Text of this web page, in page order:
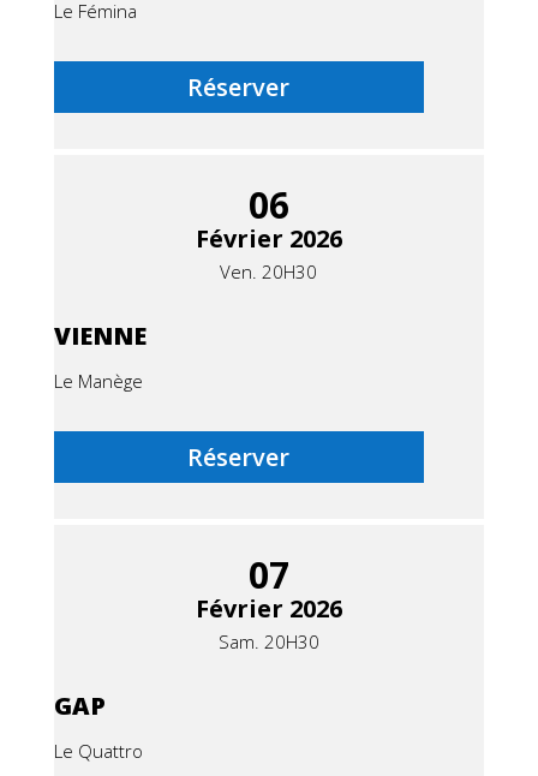
Le Fémina
Réserver
06
Février 2026
Ven. 20H30
VIENNE
Le Manège
Réserver
07
Février 2026
Sam. 20H30
GAP
Le Quattro